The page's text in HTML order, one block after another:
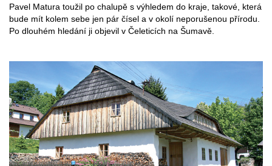
Pavel Matura toužil po chalupě s výhledem do kraje, takové, která
bude mít kolem sebe jen pár čísel a v okolí neporušenou přírodu.
Po dlouhém hledání ji objevil v Čeleticích na Šumavě.